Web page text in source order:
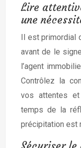
Lire
une
Il est primordial
avant de le
l’agent
Contrôlez la
vos attentes
temps de la
précipitation est